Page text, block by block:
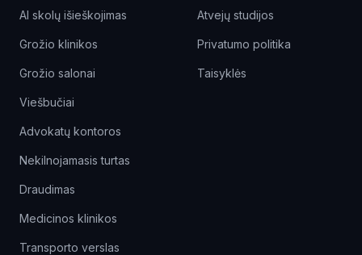
AI skolų išieškojimas
Grožio klinikos
Grožio salonai
Viešbučiai
Advokatų kontoros
Nekilnojamasis turtas
Draudimas
Medicinos klinikos
Transporto verslas
Atvejų studijos
Privatumo politika
Taisyklės